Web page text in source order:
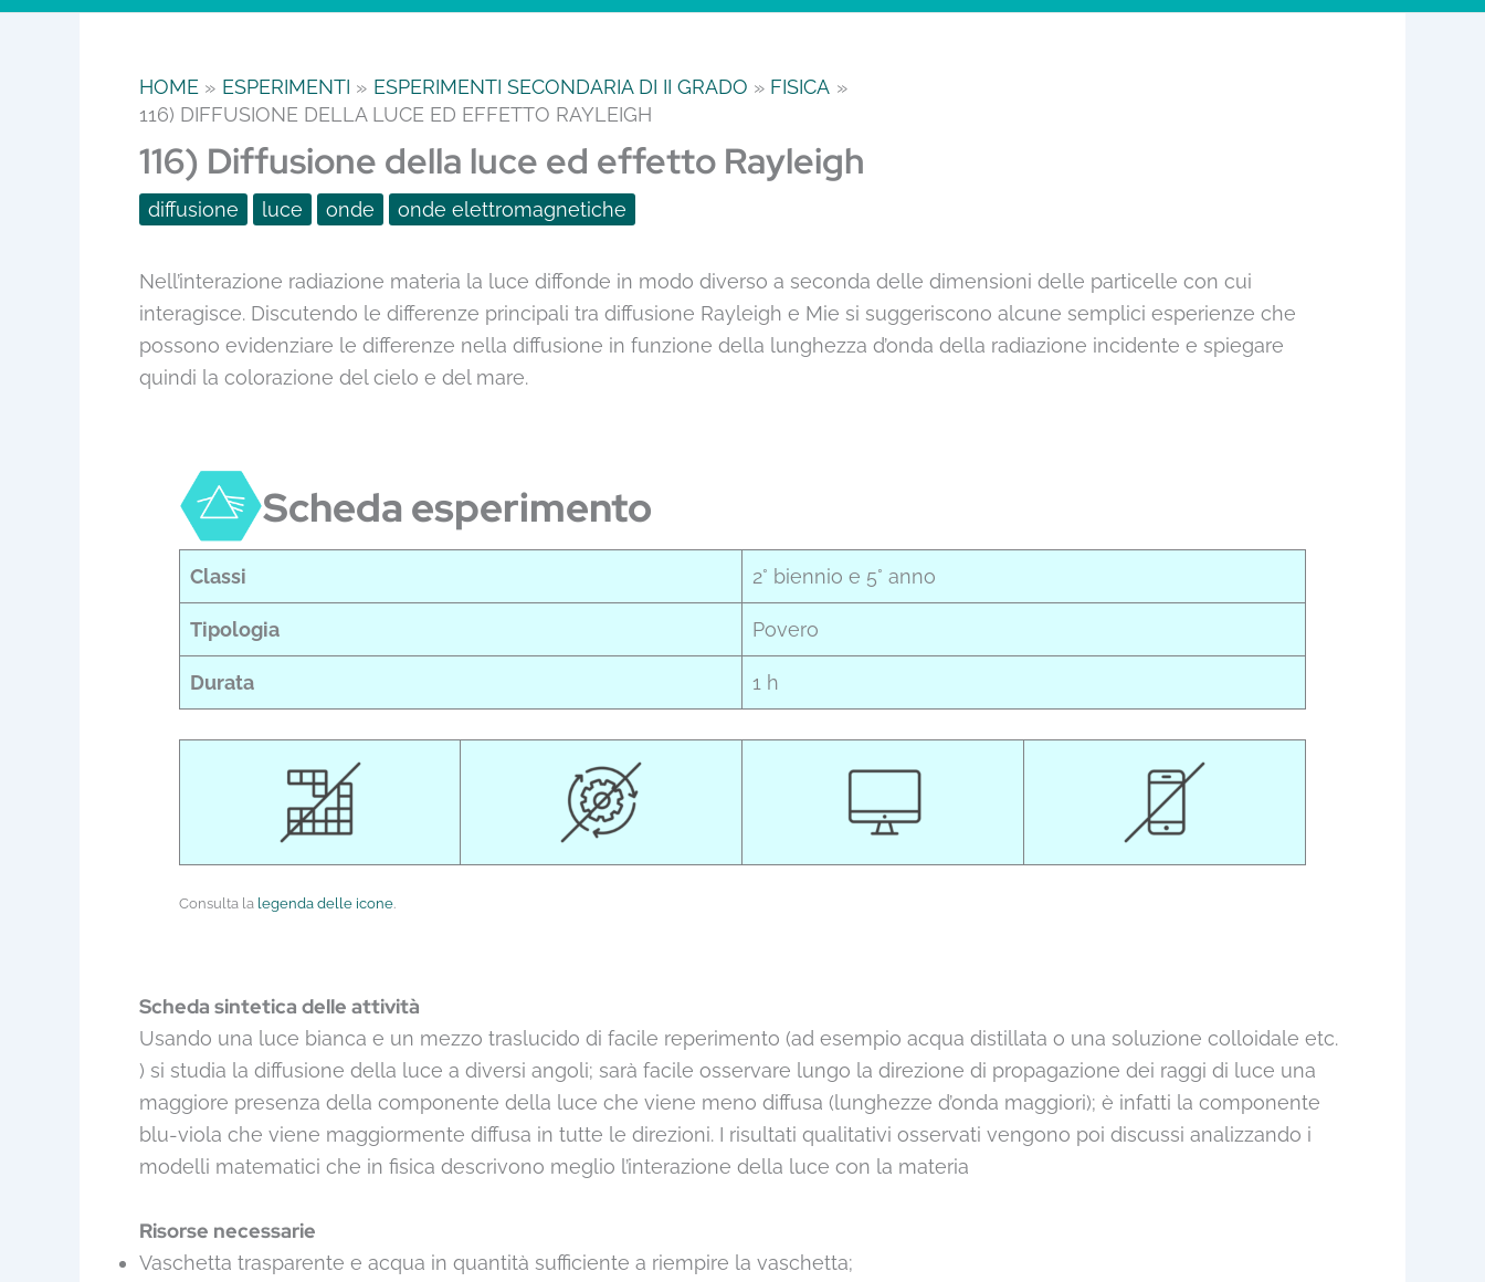
HOME ESPERIMENTI ESPERIMENTI SECONDARIA DI II GRADO
FISICA
116) DIFFUSIONE DELLA LUCE ED EFFETTO RAYLEIGH
116) Diffusione della luce ed effetto Rayleigh
diffusione luce onde onde elettromagnetiche
Nell’interazione radiazione materia la luce diffonde in modo diverso a seconda delle dimensioni delle particelle con cui
interagisce. Discutendo le differenze principali tra diffusione Rayleigh e Mie si suggeriscono alcune semplici esperienze che
possono evidenziare le differenze nella diffusione in funzione della lunghezza d’onda della radiazione incidente e spiegare
quindi la colorazione del cielo e del mare.
Scheda esperimento
Classi 2° biennio e 5° anno
Tipologia Povero
Durata 1 h
Consulta la legenda delle icone
Scheda sintetica delle attività
Usando una luce bianca e un mezzo traslucido di facile reperimento (ad esempio acqua distillata o una soluzione colloidale etc.
) si studia la diffusione della luce a diversi angoli; sarà facile osservare lungo la direzione di propagazione dei raggi di luce una
maggiore presenza della componente della luce che viene meno diffusa (lunghezze d’onda maggiori); è infatti la componente
blu-viola che viene maggiormente diffusa in tutte le direzioni. I risultati qualitativi osservati vengono poi discussi analizzando i
modelli matematici che in fisica descrivono meglio l’interazione della luce con la materia
Risorse necessarie
Vaschetta trasparente e acqua in quantità sufficiente a riempire la vaschetta;